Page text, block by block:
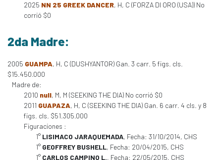
2025 NN 25 GREEK DANCER, H, C (FORZA DI ORO (USA)) No
corrió $0
2da Madre:
2005 GUAMPA, H, C (DUSHYANTOR) Gan. 3 carr. 5 figs. cls.
$15.450.000
Madre de:
2010 null, M, M (SEEKING THE DIA) No corrió $0
2011 GUAPAZA, H, C (SEEKING THE DIA) Gan. 6 carr. 4 cls. y 8
figs. cls. $51.305.000
Figuraciones :
1° LISIMACO JARAQUEMADA, Fecha: 31/10/2014, CHS
1° GEOFFREY BUSHELL, Fecha: 20/04/2015, CHS
1° CARLOS CAMPINO L., Fecha: 22/05/2015, CHS